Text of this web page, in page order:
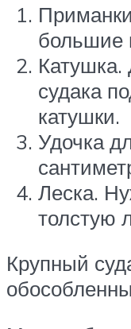
большие
Катушка.
судака
катушки.
Удочка
Леска.
толстую
Крупный